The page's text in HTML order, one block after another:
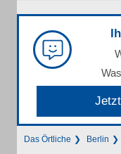
Das Örtliche Berlin